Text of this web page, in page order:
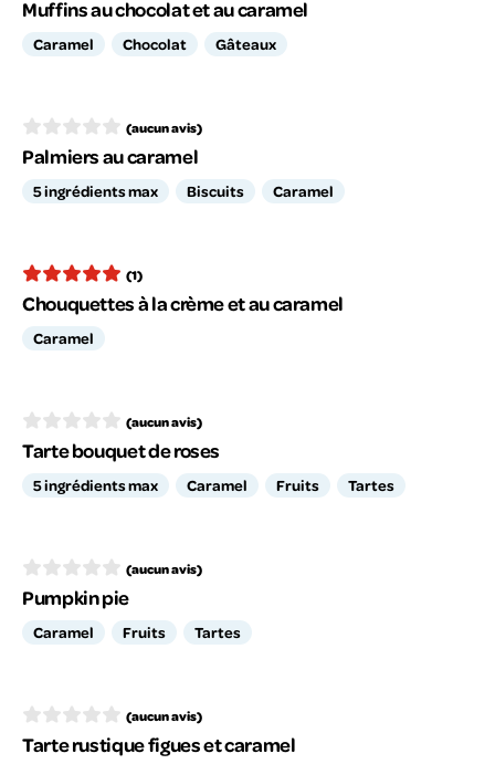
Muffins au chocolat et au caramel
Caramel Chocolat Gâteaux
(aucun avis)
Palmiers au caramel
5 ingrédients max Biscuits Caramel
(1)
Chouquettes à la crème et au caramel
Caramel
(aucun avis)
Tarte bouquet de roses
5 ingrédients max Caramel Fruits Tartes
(aucun avis)
Pumpkin pie
Caramel Fruits Tartes
(aucun avis)
Tarte rustique figues et caramel